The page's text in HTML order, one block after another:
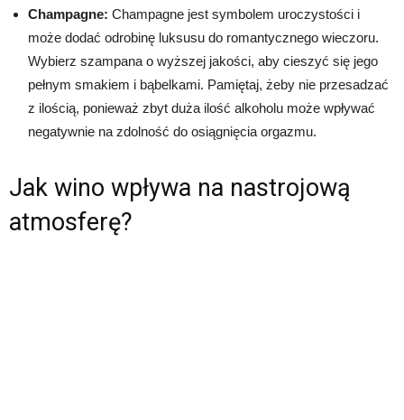
Champagne: Champagne jest symbolem uroczystości i
może dodać odrobinę luksusu do romantycznego wieczoru.
Wybierz szampana o wyższej jakości, aby cieszyć się jego
pełnym smakiem i bąbelkami. Pamiętaj, żeby nie przesadzać
z ilością, ponieważ zbyt duża ilość alkoholu może wpływać
negatywnie na zdolność do osiągnięcia orgazmu.
Jak wino wpływa na nastrojową
atmosferę?